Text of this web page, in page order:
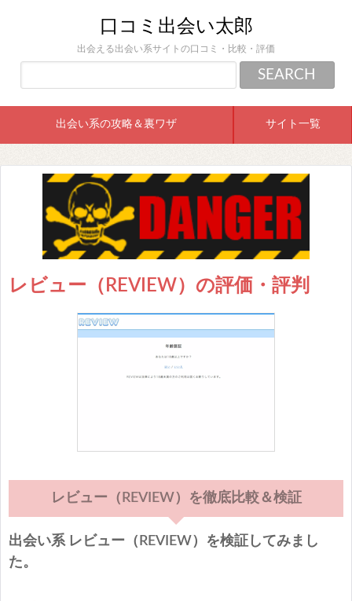
口コミ出会い太郎
出会える出会い系サイトの口コミ・比較・評価
出会い系の攻略＆裏ワザ サイト一覧
レビュー（REVIEW）の評価・評判
レビュー（REVIEW）を徹底比較＆検証
出会い系 レビュー（REVIEW）を検証してみまし
た。